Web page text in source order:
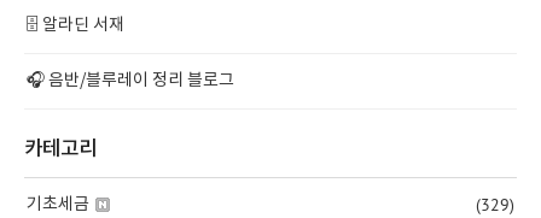
🗄️ 알라딘 서재
🎧 음반/블루레이 정리 블로그
카테고리
기초세금 (329)